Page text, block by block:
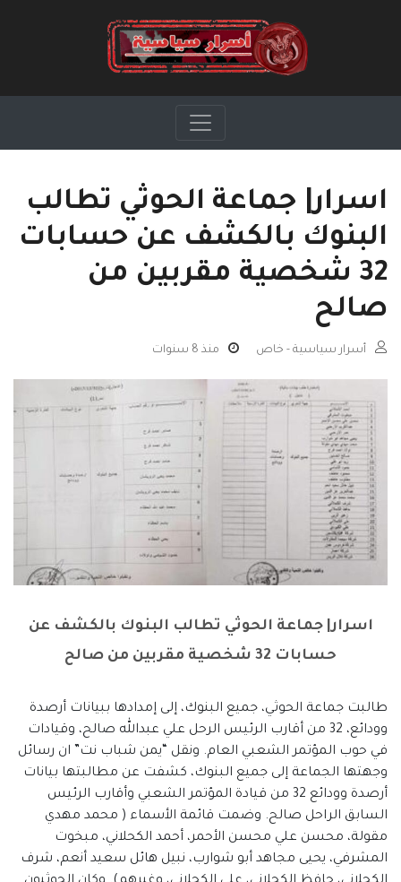
اسرار| جماعة الحوثي تطالب
البنوك بالكشف عن حسابات
32 شخصية مقربين من
صالح
أسرار سياسية - خاص منذ 8 سنوات
اسرار| جماعة الحوثي تطالب البنوك بالكشف عن
حسابات 32 شخصية مقربين من صالح
طالبت جماعة الحوثي، جميع البنوك، إلى إمدادها ببيانات أرصدة
وودائع، 32 من أقارب الرئيس الرحل علي عبدالله صالح، وقيادات
في حوب المؤتمر الشعبي العام. ونقل “يمن شباب نت” ان رسائل
وجهتها الجماعة إلى جميع البنوك، كشفت عن مطالبتها بيانات
أرصدة وودائع 32 من قيادة المؤتمر الشعبي وأقارب الرئيس
السابق الراحل صالح. وضمت قائمة الأسماء ( محمد مهدي
مقولة، محسن علي محسن الأحمر، أحمد الكحلاني، مبخوت
المشرفي، يحيى مجاهد أبو شوارب، نبيل هائل سعيد أنعم، شرف